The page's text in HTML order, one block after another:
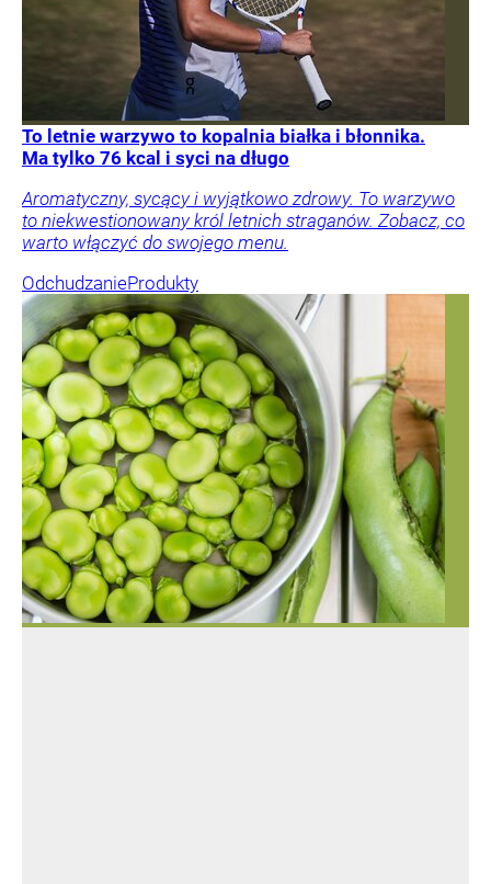
To letnie warzywo to kopalnia białka i błonnika.
Ma tylko 76 kcal i syci na długo
Aromatyczny, sycący i wyjątkowo zdrowy. To warzywo
to niekwestionowany król letnich straganów. Zobacz, co
warto włączyć do swojego menu.
OdchudzanieProdukty